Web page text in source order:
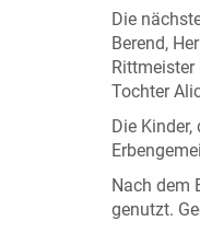
Die
Berend,
Tochter
Die
Nach dem
genutzt.